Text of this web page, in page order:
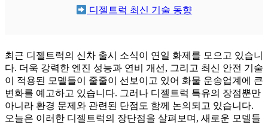
디젤트럭 최신 기술 동향
최근 디젤트럭의 신차 출시 소식이 연일 화제를 모으고 있습니
다. 더욱 강력한 엔진 성능과 연비 개선, 그리고 최신 안전 기술
이 적용된 모델들이 줄줄이 선보이고 있어 화물 운송업계에 큰
변화를 예고하고 있습니다. 그러나 디젤트럭 특유의 장점뿐만
아니라 환경 문제와 관련된 단점도 함께 논의되고 있습니다.
오늘은 이러한 디젤트럭의 장단점을 살펴보며, 새로운 모델들